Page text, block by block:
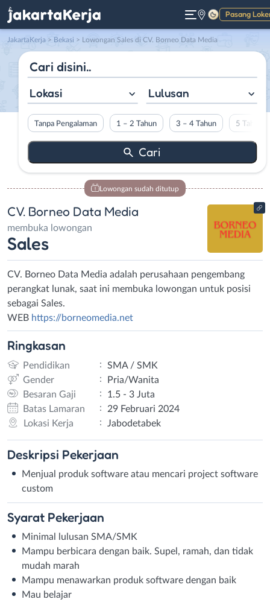
Pasang
Gelap
JakartaKerja > Bekasi > Lowongan Sales di CV. Borneo Data Media
Lokasi Lulusan
Tanpa Pengalaman 1 – 2 Tahun 3 – 4 Tahun 5 Tahun
Lowongan sudah ditutup
CV. Borneo Data Media
membuka lowongan
Sales
CV. Borneo Data Media adalah perusahaan pengembang
perangkat lunak, saat ini membuka lowongan untuk posisi
sebagai Sales.
WEB https://borneomedia.net
Ringkasan
Pendidikan :
SMA / SMK
Gender
:
Pria/Wanita
Besaran Gaji
:
1.5 - 3 Juta
Batas Lamaran
:
29 Februari 2024
Lokasi Kerja
: Jabodetabek
Deskripsi Pekerjaan
Menjual produk software atau mencari project software
custom
Syarat Pekerjaan
Minimal lulusan SMA/SMK
Mampu berbicara dengan baik. Supel, ramah, dan tidak
mudah marah
Mampu menawarkan produk software dengan baik
Mau belajar